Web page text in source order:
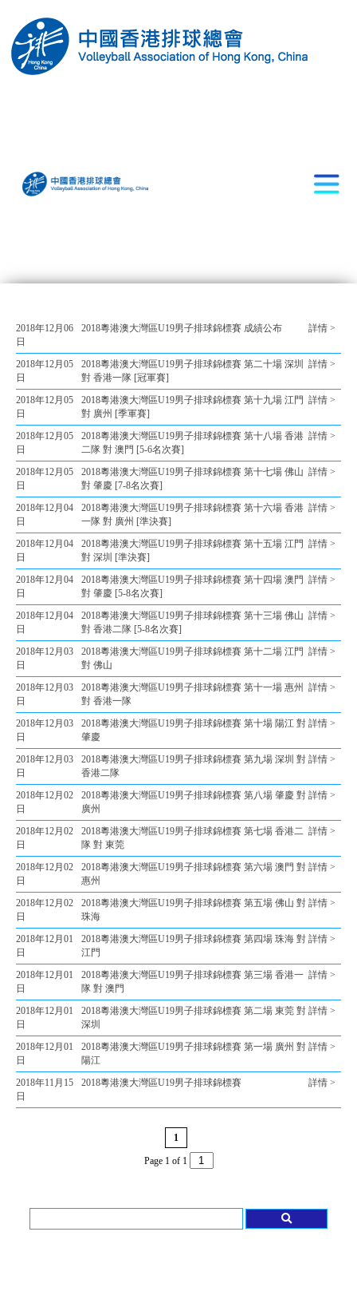
2018年12月06
日
2018粵港澳大灣區U19男子排球錦標賽 成績公布 詳情 >
2018年12月05
日
2018粵港澳大灣區U19男子排球錦標賽 第二十場 深圳
對 香港一隊 [冠軍賽]
詳情 >
2018年12月05
日
2018粵港澳大灣區U19男子排球錦標賽 第十九場 江門
對 廣州 [季軍賽]
詳情 >
2018年12月05
日
2018粵港澳大灣區U19男子排球錦標賽 第十八場 香港
二隊 對 澳門 [5-6名次賽]
詳情 >
2018年12月05
日
2018粵港澳大灣區U19男子排球錦標賽 第十七場 佛山
對 肇慶 [7-8名次賽]
詳情 >
2018年12月04
日
2018粵港澳大灣區U19男子排球錦標賽 第十六場 香港
一隊 對 廣州 [準決賽]
詳情 >
2018年12月04
日
2018粵港澳大灣區U19男子排球錦標賽 第十五場 江門
對 深圳 [準決賽]
詳情 >
2018年12月04
日
2018粵港澳大灣區U19男子排球錦標賽 第十四場 澳門
對 肇慶 [5-8名次賽]
詳情 >
2018年12月04
日
2018粵港澳大灣區U19男子排球錦標賽 第十三場 佛山
對 香港二隊 [5-8名次賽]
詳情 >
2018年12月03
日
2018粵港澳大灣區U19男子排球錦標賽 第十二場 江門
對 佛山
詳情 >
2018年12月03
日
2018粵港澳大灣區U19男子排球錦標賽 第十一場 惠州
對 香港一隊
詳情 >
2018年12月03
日
2018粵港澳大灣區U19男子排球錦標賽 第十場 陽江 對
肇慶
詳情 >
2018年12月03
日
2018粵港澳大灣區U19男子排球錦標賽 第九場 深圳 對
香港二隊
詳情 >
2018年12月02
日
2018粵港澳大灣區U19男子排球錦標賽 第八場 肇慶 對
廣州
詳情 >
2018年12月02
日
2018粵港澳大灣區U19男子排球錦標賽 第七場 香港二
隊 對 東莞
詳情 >
2018年12月02
日
2018粵港澳大灣區U19男子排球錦標賽 第六場 澳門 對
惠州
詳情 >
2018年12月02
日
2018粵港澳大灣區U19男子排球錦標賽 第五場 佛山 對
珠海
詳情 >
2018年12月01
日
2018粵港澳大灣區U19男子排球錦標賽 第四場 珠海 對
江門
詳情 >
2018年12月01
日
2018粵港澳大灣區U19男子排球錦標賽 第三場 香港一
隊 對 澳門
詳情 >
2018年12月01
日
2018粵港澳大灣區U19男子排球錦標賽 第二場 東莞 對
深圳
詳情 >
2018年12月01
日
2018粵港澳大灣區U19男子排球錦標賽 第一場 廣州 對
陽江
詳情 >
2018年11月15
日
2018粵港澳大灣區U19男子排球錦標賽 詳情 >
1
Page 1 of 1